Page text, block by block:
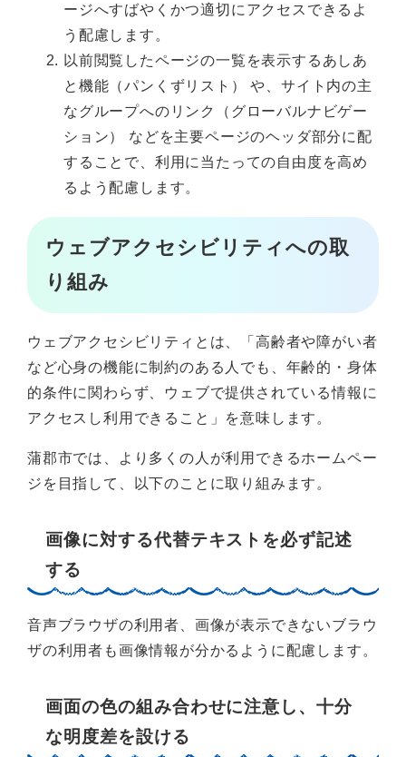
ージへすばやくかつ適切にアクセスできるよ
う配慮します。
以前閲覧したページの一覧を表示するあしあ
と機能（パンくずリスト） や、サイト内の主
なグループへのリンク（グローバルナビゲー
ション） などを主要ページのヘッダ部分に配
することで、利用に当たっての自由度を高め
るよう配慮します。
ウェブアクセシビリティへの取
り組み
ウェブアクセシビリティとは、「高齢者や障がい者
など心身の機能に制約のある人でも、年齢的・身体
的条件に関わらず、ウェブで提供されている情報に
アクセスし利用できること」を意味します。
蒲郡市では、より多くの人が利用できるホームペー
ジを目指して、以下のことに取り組みます。
画像に対する代替テキストを必ず記述
する
音声ブラウザの利用者、画像が表示できないブラウ
ザの利用者も画像情報が分かるように配慮します。
画面の色の組み合わせに注意し、十分
な明度差を設ける